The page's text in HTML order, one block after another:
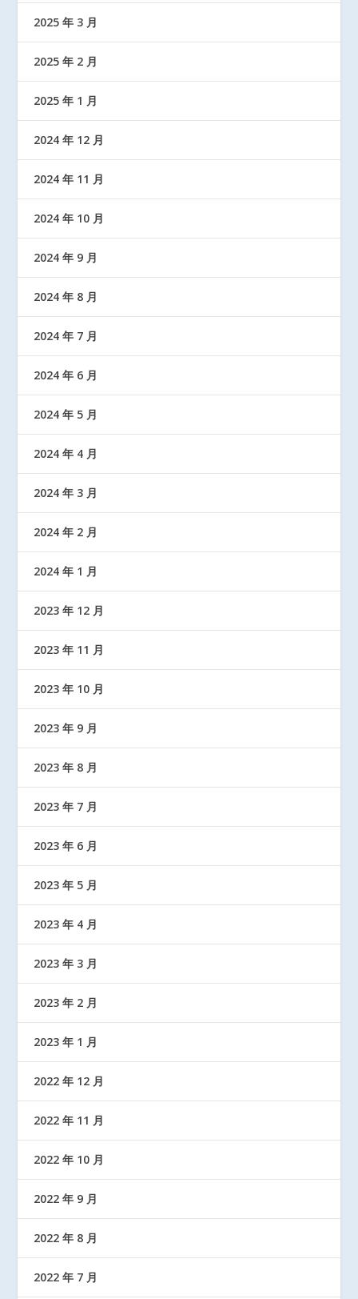
2025 年 3 月
2025 年 2 月
2025 年 1 月
2024 年 12 月
2024 年 11 月
2024 年 10 月
2024 年 9 月
2024 年 8 月
2024 年 7 月
2024 年 6 月
2024 年 5 月
2024 年 4 月
2024 年 3 月
2024 年 2 月
2024 年 1 月
2023 年 12 月
2023 年 11 月
2023 年 10 月
2023 年 9 月
2023 年 8 月
2023 年 7 月
2023 年 6 月
2023 年 5 月
2023 年 4 月
2023 年 3 月
2023 年 2 月
2023 年 1 月
2022 年 12 月
2022 年 11 月
2022 年 10 月
2022 年 9 月
2022 年 8 月
2022 年 7 月